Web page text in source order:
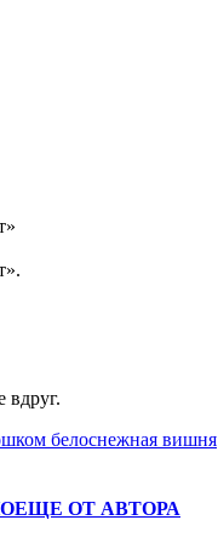
вдруг.
белоснежная вишня
ЕЩЕ ОТ АВТОРА